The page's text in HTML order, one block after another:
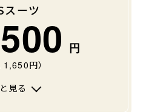
スーツ
1,650円）
見る